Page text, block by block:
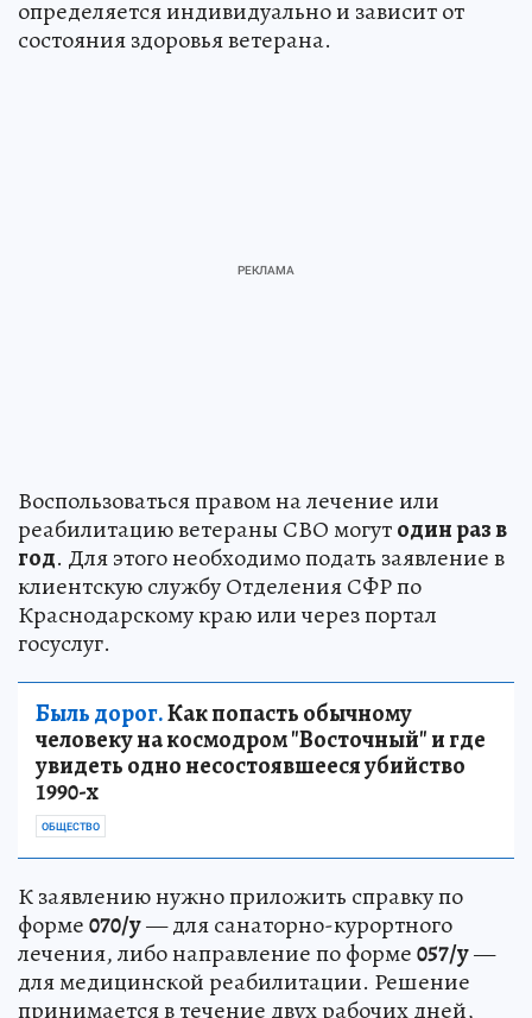
определяется индивидуально и зависит от
состояния здоровья ветерана.
Воспользоваться правом на лечение или
реабилитацию ветераны СВО могутодин раз в
год. Для этого необходимо подать заявление в
клиентскую службу Отделения СФР по
Краснодарскому краю или через портал
госуслуг.
Быль дорог.Как попасть обычному
человеку на космодром "Восточный" и где
увидеть одно несостоявшееся убийство
1990-х
ОБЩЕСТВО
К заявлению нужно приложить справку по
форме070/у— для санаторно-курортного
лечения, либо направление по форме057/у—
для медицинской реабилитации. Решение
принимается в течение двух рабочих дней,